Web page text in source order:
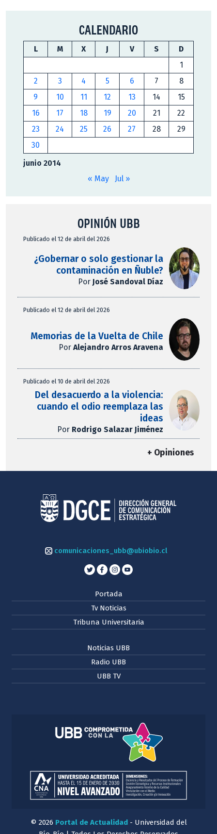
CALENDARIO
junio 2014
L M X J V S
D
1
2
3 4 5 6 7
8
9
10 11 12 13 14
15
16
17 18 19 20 21
22
23
24 25 26 27 28
29
30
« May Jul »
OPINIÓN UBB
Publicado el 12 de abril del 2026
¿Gobernar o solo gestionar la
contaminación en Ñuble?
Por José Sandoval Díaz
Publicado el 12 de abril del 2026
Memorias de la Vuelta de Chile
PorAlejandro Arros Aravena
Publicado el 10 de abril del 2026
Del desacuerdo a la violencia:
cuando el odio reemplaza las
ideas
Por Rodrigo Salazar Jiménez
+ Opiniones
comunicaciones_ubb@ubiobio.cl
Portada
Tv Noticias
Tribuna Universitaria
Noticias UBB
Radio UBB
UBB TV
© 2026 Portal de Actualidad- Universidad del